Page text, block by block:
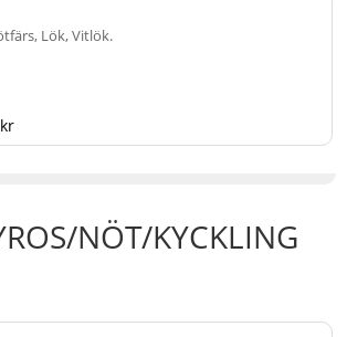
Lök, Vitlök.
NÖT/KYCKLING